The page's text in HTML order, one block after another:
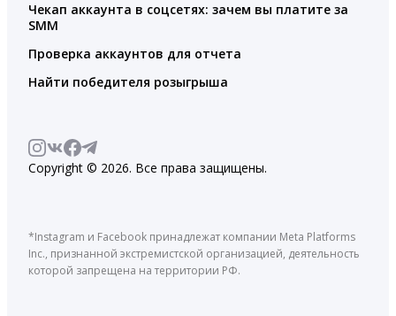
Чекап аккаунта в соцсетях: зачем вы платите за
SMM
Проверка аккаунтов для отчета
Найти победителя розыгрыша
Copyright © 2026. Все права защищены.
*Instagram и Facebook принадлежат компании Meta Platforms
Inc., признанной экстремистской организацией, деятельность
которой запрещена на территории РФ.